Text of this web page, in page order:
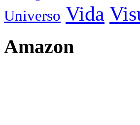
Universo Vida
Amazon